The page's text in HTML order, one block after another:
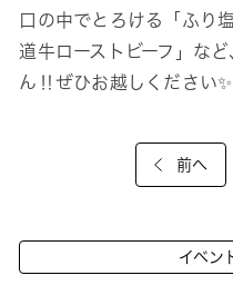
口の中でとろける「ふり
道牛ローストビーフ」な
ん‼ぜひお越しください✨
前へ
イベン